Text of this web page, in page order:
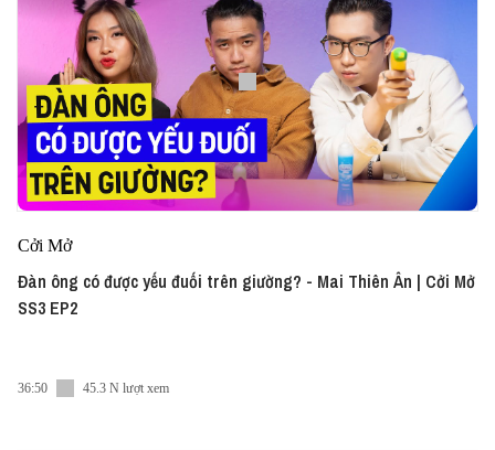
Cởi Mở
Đàn ông có được yếu đuối trên giường? - Mai Thiên Ân | Cởi Mở
SS3 EP2
36:50 45.3 N lượt xem